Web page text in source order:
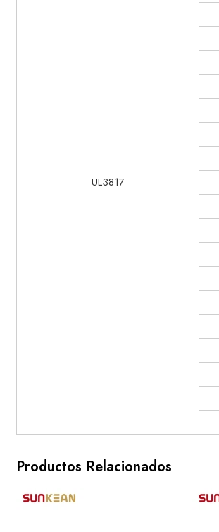
UL3817
Productos Relacionados